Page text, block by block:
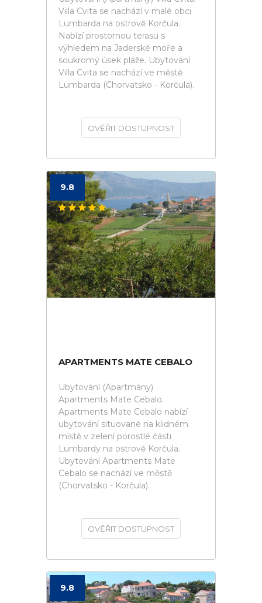
Villa Cvita se nachází v malé obci
Lumbarda na ostrově Korčula.
Nabízí prostornou terasu s
výhledem na Jaderské moře a
soukromý úsek pláže. Ubytování
Villa Cvita se nachází ve městě
Lumbarda (Chorvatsko - Korčula).
OVĚŘIT DOSTUPNOST
9.8
APARTMENTS MATE CEBALO
Ubytování (Apartmány)
Apartments Mate Cebalo.
Apartments Mate Cebalo nabízí
ubytování situované na klidném
místě v zelení porostlé části
Lumbardy na ostrově Korčula.
Ubytování Apartments Mate
Cebalo se nachází ve městě
(Chorvatsko - Korčula).
OVĚŘIT DOSTUPNOST
9.8